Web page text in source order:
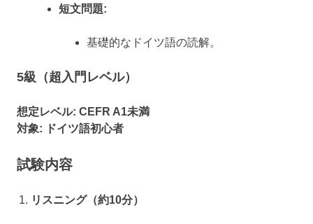
短文問題:
基礎的なドイツ語の読解。
5級（超入門レベル）
想定レベル: CEFR A1未満
対象:
ドイツ語初心者
試験内容
リスニング（約10分）